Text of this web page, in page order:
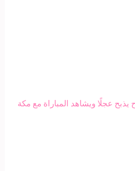
يذبح عجلًا ويشاهد المباراة مع مكة